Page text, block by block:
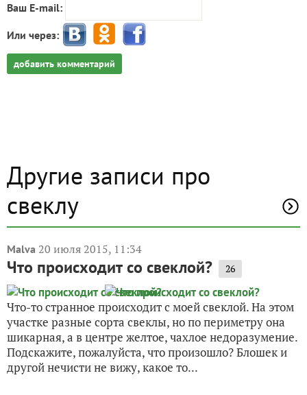
Ваш E-mail:
Или через:
добавить комментарий
Другие записи про
свеклу
Malva 20 июля 2015, 11:34
Что происходит со свеклой? 26
Что-то странное происходит с моей свеклой. На этом
участке разные сорта свеклы, но по периметру она
шикарная, а в центре желтое, чахлое недоразумение.
Подскажите, пожалуйста, что произошло? Блошек и
другой нечисти не вижу, какое то...